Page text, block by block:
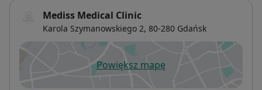
Mediss Medical Clinic
Karola Szymanowskiego 2, 80-280 Gdańsk
Powiększ mapęotwiera się w nowej karcie